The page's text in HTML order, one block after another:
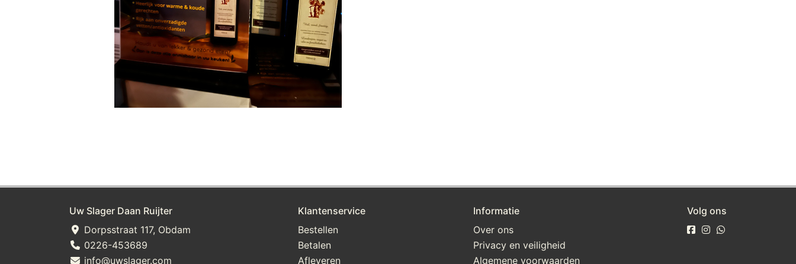
Uw Slager Daan Ruijter
Dorpsstraat 117, Obdam
0226-453689
info@uwslager.com
Klantenservice
Bestellen
Betalen
Afleveren
Informatie
Over ons
Privacy en veiligheid
Algemene voorwaarden
Volg ons